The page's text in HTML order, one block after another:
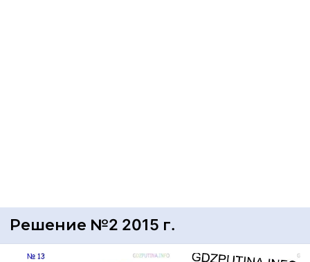
Решение №2 2015 г.